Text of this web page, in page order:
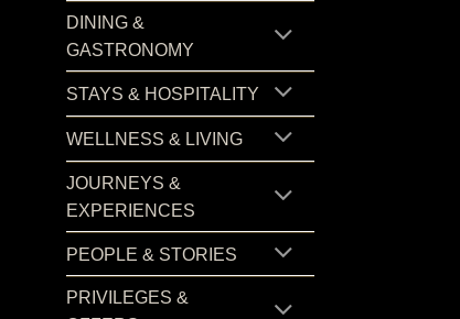
DINING &
GASTRONOMY
STAYS & HOSPITALITY
WELLNESS & LIVING
JOURNEYS &
EXPERIENCES
PEOPLE & STORIES
PRIVILEGES &